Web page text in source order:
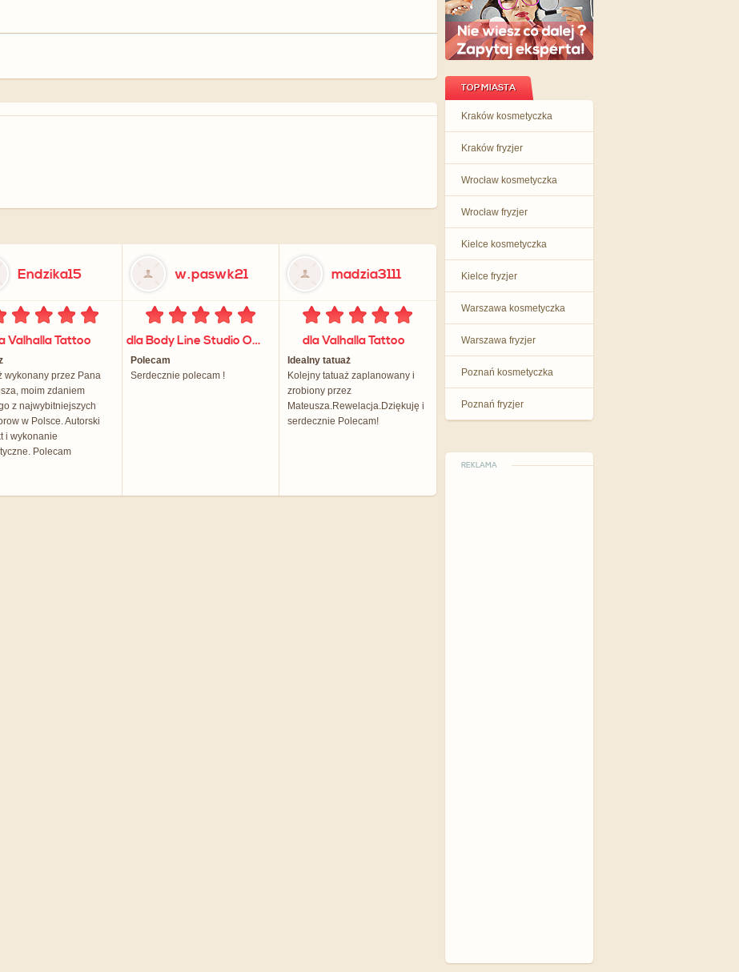
TOP MIASTA
Kraków kosmetyczka
Kraków fryzjer
Wrocław kosmetyczka
Wrocław fryzjer
Kielce kosmetyczka
Kielce fryzjer
Warszawa kosmetyczka
Warszawa fryzjer
Poznań kosmetyczka
Poznań fryzjer
REKLAMA
Endzika15
Valhalla Tattoo
wykonany przez Pana
moim zdaniem
z najwybitniejszych
w Polsce. Autorski
i wykonanie
Polecam
w.paswk21
dla Body Line Studio Odchudzania Emilia Mituła
Polecam
Serdecznie polecam !
madzia3111
dla Valhalla Tattoo
Idealny tatuaż
Kolejny tatuaż zaplanowany i
zrobiony przez
Mateusza.Rewelacja.Dziękuję i
serdecznie Polecam!